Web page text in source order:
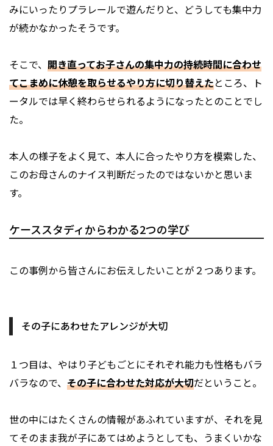
みにいったりプラレールで遊んだりと、どうしても集中力
が続かなかったそうです。
そこで、 開き直ってお子さんの集中力の持続時間に合わせ
てこまめに休憩を取らせるやり方に切り替えたところ、ト
ータルでは早く終わらせられるようになったとのことでし
た。
本人の様子をよく見て、本人に合ったやり方を模索した、
このお母さんのナイス判断だったのではないかと思いま
す。
ケーススタディからわかる2つの学び
この事例から皆さんにお伝えしたいことが２つあります。
その子にあわせたアレンジが大切
１つ目は、やはり子どもごとにそれぞれ能力も性格もバラ
バラなので、 その子に合わせた対応が大切だということ。
世の中にはたくさんの情報があふれていますが、それを見
てそのまま我が子にあてはめようとしても、うまくいかな